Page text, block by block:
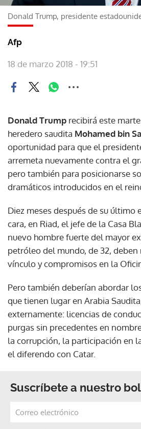
Donald Trump, presidente
Afp
18 de marzo 2018 - 19:51
Donald Trump recibirá este
heredero saudita Mohamed bin
oportunidad para que el
arremeta nuevamente contra el
pero también para posicionarse
dramáticos introducidos en el
Diez meses después de su último
cara, en Riad, el jefe de la Casa
nuevo hombre fuerte del mayor
petróleo del mundo, de 32, deben
vínculo y compromisos en la
Pero también deberían abordar
que tienen lugar en Arabia
externamente: licencias de
purgas sin precedentes en
la corrupción, la participación en
el diferendo con Catar.
Suscríbete a nuestro